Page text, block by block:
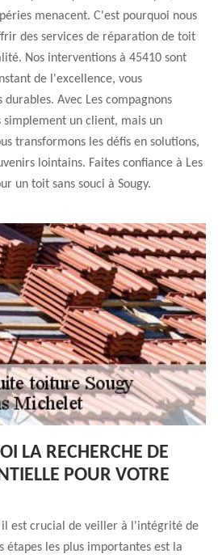
menacent. C'est pourquoi nous
des services de réparation de toit
Nos interventions à 45410 sont
de l'excellence, vous
Avec Les compagnons
simplement un client, mais un
transformons les défis en solutions,
lointains. Faites confiance à Les
un toit sans souci à Sougy.
LA RECHERCHE DE
POUR VOTRE
est crucial de veiller à l'intégrité de
étapes les plus importantes est la